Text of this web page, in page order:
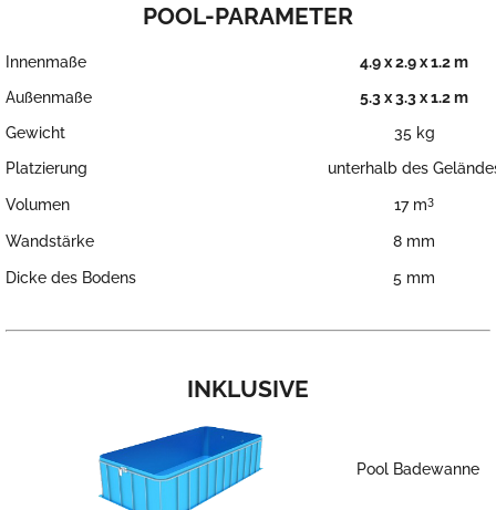
POOL-PARAMETER
Innenmaße
4.9 x 2.9 x 1.2 m
Außenmaße
5.3 x 3.3 x 1.2 m
Gewicht
35 kg
Platzierung
unterhalb des
Volumen 17 m3
Wandstärke 8 mm
Dicke des Bodens 5 mm
INKLUSIVE
Pool Badewanne